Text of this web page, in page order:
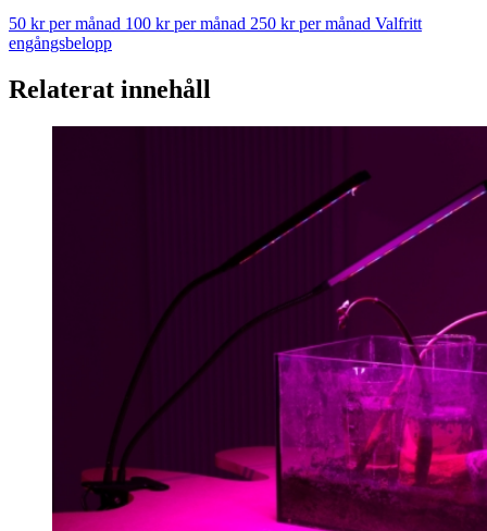
50 kr per månad 100 kr per månad 250 kr per månad Valfritt
engångsbelopp
Relaterat innehåll